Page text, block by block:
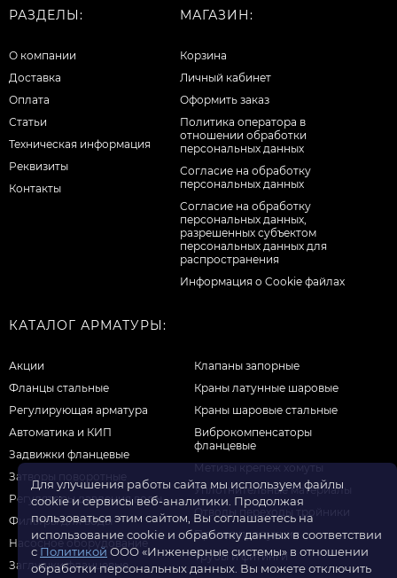
РАЗДЕЛЫ:
О компании
Доставка
Оплата
Статьи
Техническая информация
Реквизиты
Контакты
МАГАЗИН:
Корзина
Личный кабинет
Оформить заказ
Политика оператора в
отношении обработки
персональных данных
Согласие на обработку
персональных данных
Cогласие на обработку
персональных данных,
разрешенных субъектом
персональных данных для
распространения
Информация о Cookie файлах
КАТАЛОГ АРМАТУРЫ:
Акции
Фланцы стальные
Регулирующая арматура
Автоматика и КИП
Задвижки фланцевые
Затворы поворотные
Регуляторы давления воды
Фильтры для воды
Насосное оборудование
Заглушки фланцевые
Клапаны запорные
Краны латунные шаровые
Краны шаровые стальные
Виброкомпенсаторы
фланцевые
Метизы крепеж хомуты
Уплотнительные материалы
Отводы переходы тройники
Прочая продукция
Трубы и фитинги
Для улучшения работы сайта мы используем файлы
cookie и сервисы веб-аналитики. Продолжая
пользоваться этим сайтом, Вы соглашаетесь на
использование cookie и обработку данных в соответствии
с Политикой ООО «Инженерные системы» в отношении
обработки персональных данных. Вы можете отключить